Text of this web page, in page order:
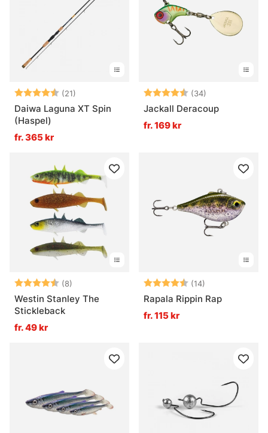
Betyg: (21)
4.6 utav 5 stjärnor
Daiwa Laguna XT Spin
(Haspel)
fr. 365 kr
Betyg: (34)
Jackall Deracoup
fr. 169 kr
Betyg: (8)
4.6 utav 5 stjärnor
Westin Stanley The
Stickleback
fr. 49 kr
Betyg: (14)
Rapala Rippin Rap
fr. 115 kr